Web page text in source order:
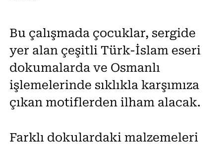
Bu çalışmada çocuklar, sergide
yer alan çeşitli Türk-İslam eseri
dokumalarda ve Osmanlı
işlemelerinde sıklıkla karşımıza
çıkan motiflerden ilham alacak.
Farklı dokulardaki malzemeleri